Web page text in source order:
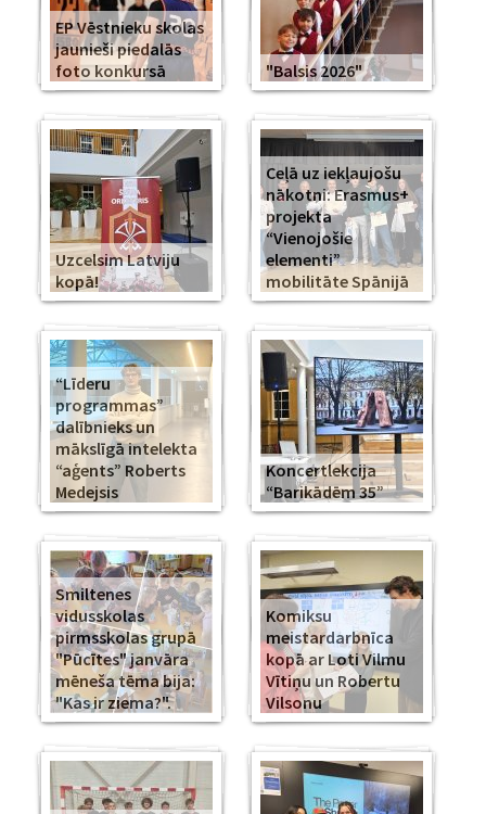
EP Vēstnieku skolas
jaunieši piedalās
foto konkursā
"Balsis 2026"
Uzcelsim Latviju
kopā!
Ceļā uz iekļaujošu
nākotni: Erasmus+
projekta
“Vienojošie
elementi”
mobilitāte Spānijā
“Līderu
programmas”
dalībnieks un
mākslīgā intelekta
“aģents” Roberts
Medejsis
Koncertlekcija
“Barikādēm 35”
Smiltenes
vidusskolas
pirmsskolas grupā
"Pūcītes" janvāra
mēneša tēma bija:
"Kas ir ziema?".
Komiksu
meistardarbnīca
kopā ar Loti Vilmu
Vītiņu un Robertu
Vilsonu